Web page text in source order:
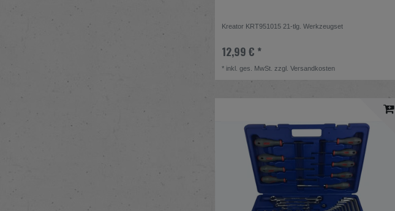
Kreator KRT951015 21-tlg. Werkzeugset
12,99 € *
* inkl. ges. MwSt. zzgl.Versandkosten